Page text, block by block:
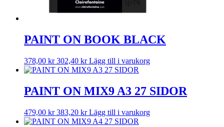
PAINT ON BOOK BLACK
378,00 kr 302,40 kr Lägg till i varukorg
PAINT ON MIX9 A3 27 SIDOR
479,00 kr 383,20 kr Lägg till i varukorg